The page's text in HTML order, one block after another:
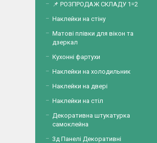
📌 РОЗПРОДАЖ СКЛАДУ 1=2
Наклейки на стіну
Матові плівки для вікон та
дзеркал
Кухонні фартухи
Наклейки на холодильник
Наклейки на двері
Наклейки на стіл
Декоративна штукатурка
самоклейна
3д Панелі Декоративні